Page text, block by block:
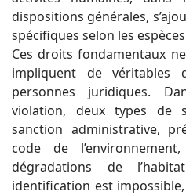
dispositions générales,
spécifiques selon les
Ces droits fondamentaux
impliquent de
personnes juridiques.
violation, deux types de
sanction administrative,
code de
dégradations de
identification est